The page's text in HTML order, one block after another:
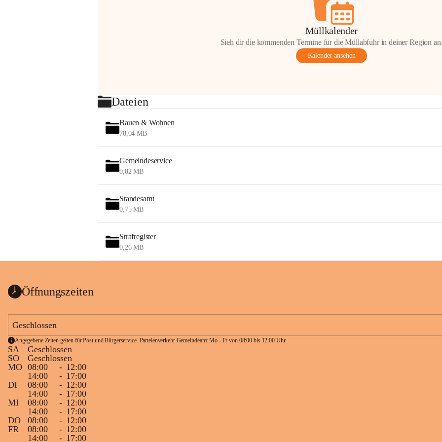
Müllkalender
Sieh dir die kommenden Termine für die Müllabfuhr in deiner Region
Kalender ansehen
Dateien
Bauen & Wohnen
78,04 MB
Gemeindeservice
0,82 MB
Standesamt
0,75 MB
Strafregister
0,26 MB
Öffnungszeiten
Geschlossen
Angegebene Zeiten gelten für Post und Bürgerservice. Parteienverkehr Gemeindeamt Mo - Fr von 08:00 bis 12:00 Uhr.
SA
Geschlossen
SO
Geschlossen
MO 08:00 - 12:00
14:00
- 17:00
DI
08:00 - 12:00
14:00
- 17:00
MI
08:00 - 12:00
14:00
- 17:00
DO
08:00 - 12:00
FR
08:00 - 12:00
14:00
- 17:00